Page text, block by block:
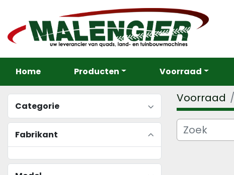
Home Voorraad
Producten
Categorie
Fabrikant
Voorraad